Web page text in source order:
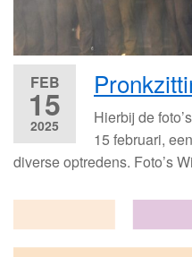
FEB
15
2025
Hierbij de
15 februari,
diverse optredens. Foto’s